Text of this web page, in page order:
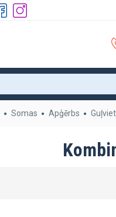
Somas Apģērbs